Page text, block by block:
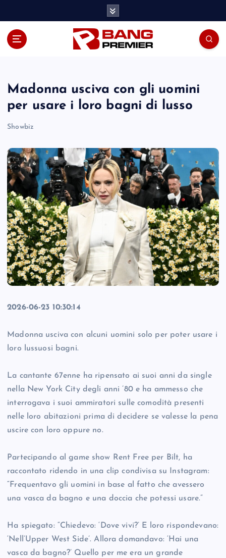
Madonna usciva con gli uomini
per usare i loro bagni di lusso
Showbiz
2026-06-23 10:30:14
Madonna usciva con alcuni uomini solo per poter usare i
loro lussuosi bagni.
La cantante 67enne ha ripensato ai suoi anni da single
nella New York City degli anni ’80 e ha ammesso che
interrogava i suoi ammiratori sulle comodità presenti
nelle loro abitazioni prima di decidere se valesse la pena
uscire con loro oppure no.
Partecipando al game show Rent Free per Bilt, ha
raccontato ridendo in una clip condivisa su Instagram:
“Frequentavo gli uomini in base al fatto che avessero
una vasca da bagno e una doccia che potessi usare.”
Ha spiegato: “Chiedevo: ‘Dove vivi?’ E loro rispondevano:
‘Nell’Upper West Side’. Allora domandavo: ‘Hai una
vasca da bagno?’ Quello per me era un grande